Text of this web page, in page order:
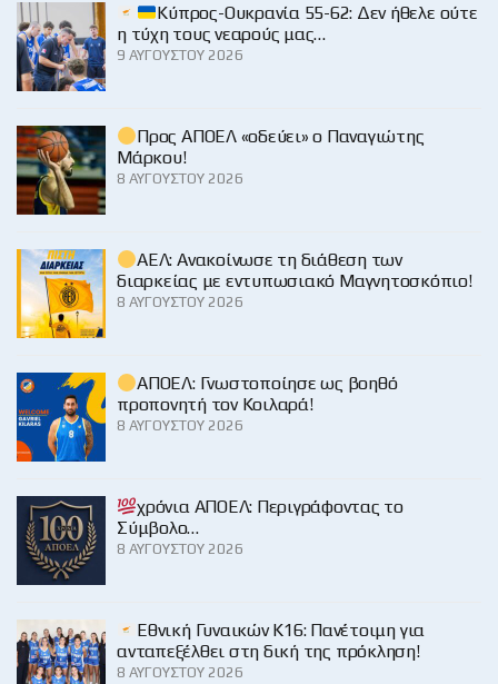
Κύπρος-Ουκρανία 55-62: Δεν ήθελε ούτε
η τύχη τους νεαρούς μας…
9 ΑΥΓΟΎΣΤΟΥ 2026
Προς ΑΠΟΕΛ «οδεύει» ο Παναγιώτης
Μάρκου!
8 ΑΥΓΟΎΣΤΟΥ 2026
ΑΕΛ: Ανακοίνωσε τη διάθεση των
διαρκείας με εντυπωσιακό Μαγνητοσκόπιο!
8 ΑΥΓΟΎΣΤΟΥ 2026
ΑΠΟΕΛ: Γνωστοποίησε ως βοηθό
προπονητή τον Κοιλαρά!
8 ΑΥΓΟΎΣΤΟΥ 2026
χρόνια ΑΠΟΕΛ: Περιγράφοντας το
Σύμβολο…
8 ΑΥΓΟΎΣΤΟΥ 2026
Εθνική Γυναικών Κ16: Πανέτοιμη για
ανταπεξέλθει στη δική της πρόκληση!
8 ΑΥΓΟΎΣΤΟΥ 2026